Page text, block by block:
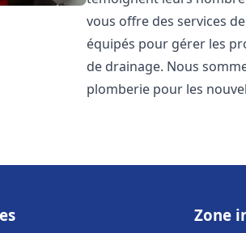
vous offre des services
équipés pour gérer les
de drainage. Nous
plomberie pour les
Zone